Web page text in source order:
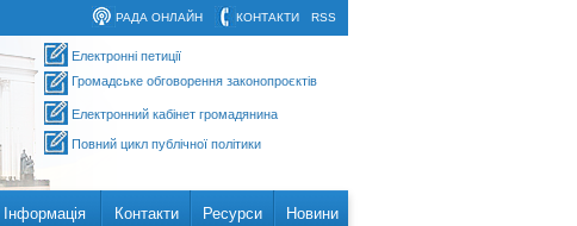
RSS
КОНТАКТИ
РАДА ОНЛАЙН
Електронні петиції
Громадське обговорення законопроєктів
Електронний кабінет громадянина
Повний цикл публічної політики
Інформація Контакти Ресурси Новини